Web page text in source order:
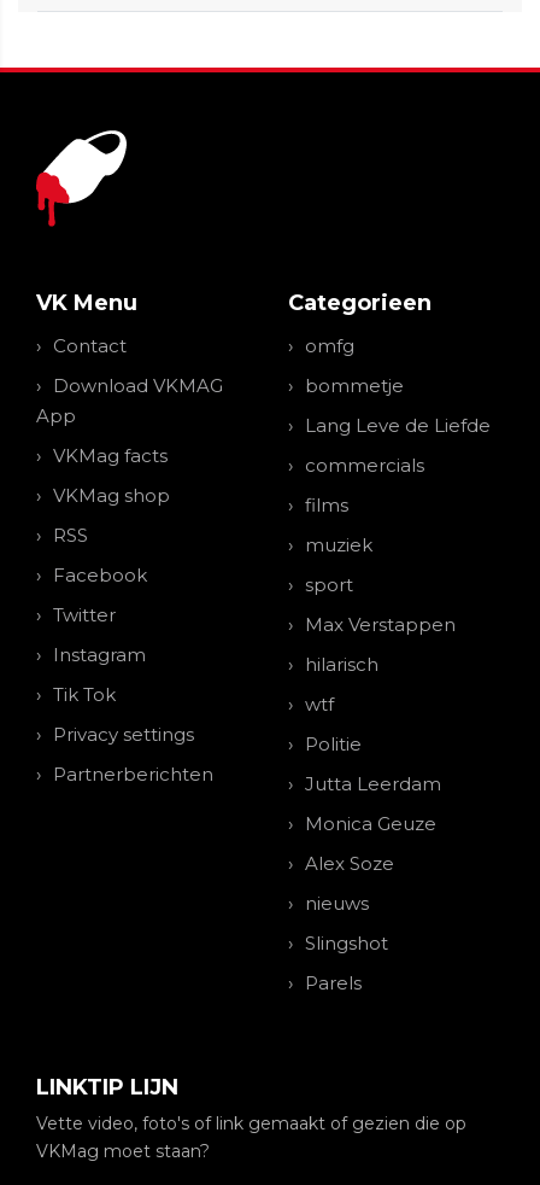
VK Menu
Contact
Download VKMAG
App
VKMag facts
VKMag shop
RSS
Facebook
Twitter
Instagram
Tik Tok
Privacy settings
Partnerberichten
Categorieen
omfg
bommetje
Lang Leve de Liefde
commercials
films
muziek
sport
Max Verstappen
hilarisch
wtf
Politie
Jutta Leerdam
Monica Geuze
Alex Soze
nieuws
Slingshot
Parels
LINKTIP LIJN
Vette video, foto's of link gemaakt of gezien die op
VKMag moet staan?